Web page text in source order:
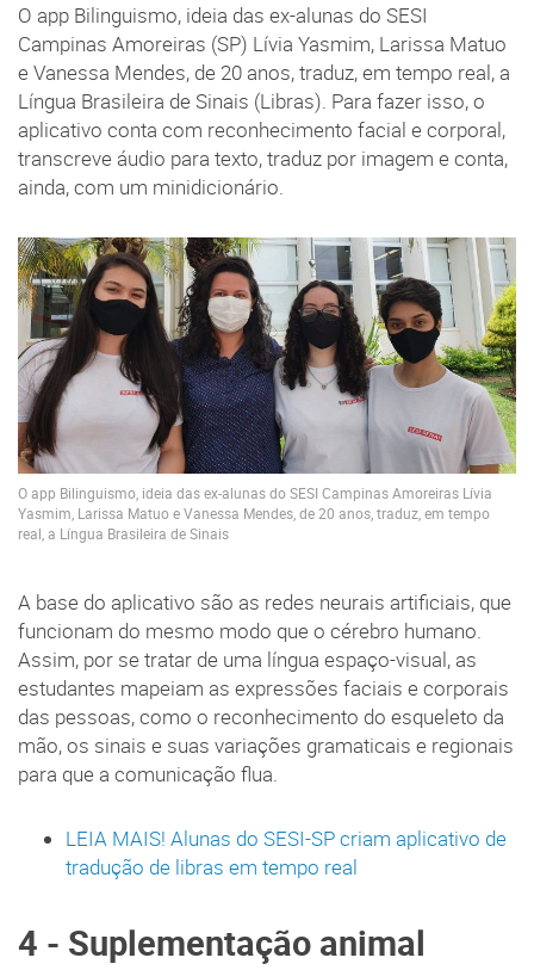
O app Bilinguismo, ideia das ex-alunas do SESI
Campinas Amoreiras (SP) Lívia Yasmim, Larissa Matuo
e Vanessa Mendes, de 20 anos, traduz, em tempo real, a
Língua Brasileira de Sinais (Libras). Para fazer isso, o
aplicativo conta com reconhecimento facial e corporal,
transcreve áudio para texto, traduz por imagem e conta,
ainda, com um minidicionário.
O app Bilinguismo, ideia das ex-alunas do SESI Campinas Amoreiras Lívia
Yasmim, Larissa Matuo e Vanessa Mendes, de 20 anos, traduz, em tempo
real, a Língua Brasileira de Sinais
A base do aplicativo são as redes neurais artificiais, que
funcionam do mesmo modo que o cérebro humano.
Assim, por se tratar de uma língua espaço-visual, as
estudantes mapeiam as expressões faciais e corporais
das pessoas, como o reconhecimento do esqueleto da
mão, os sinais e suas variações gramaticais e regionais
para que a comunicação flua.
LEIA MAIS! Alunas do SESI-SP criam aplicativo de
tradução de libras em tempo real
4 - Suplementação animal